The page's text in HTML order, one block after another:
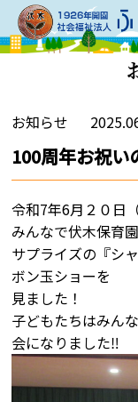
お知らせ
100周年お祝い
令和7年6月２０日（
みんなで伏木保育
サプライズの『シ
ボン玉ショーを
見ました！
子どもたちはみん
会になりました‼